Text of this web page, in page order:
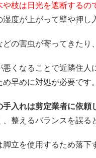
や枝は日光を遮断するの
湿度が上がって壁や押し
どの害虫が寄ってきたり
悪くなることで近隣住
早めに対処が必要です。
手入れは剪定業者に依頼
整えるバランスを誤る
脚立を使用するため落下